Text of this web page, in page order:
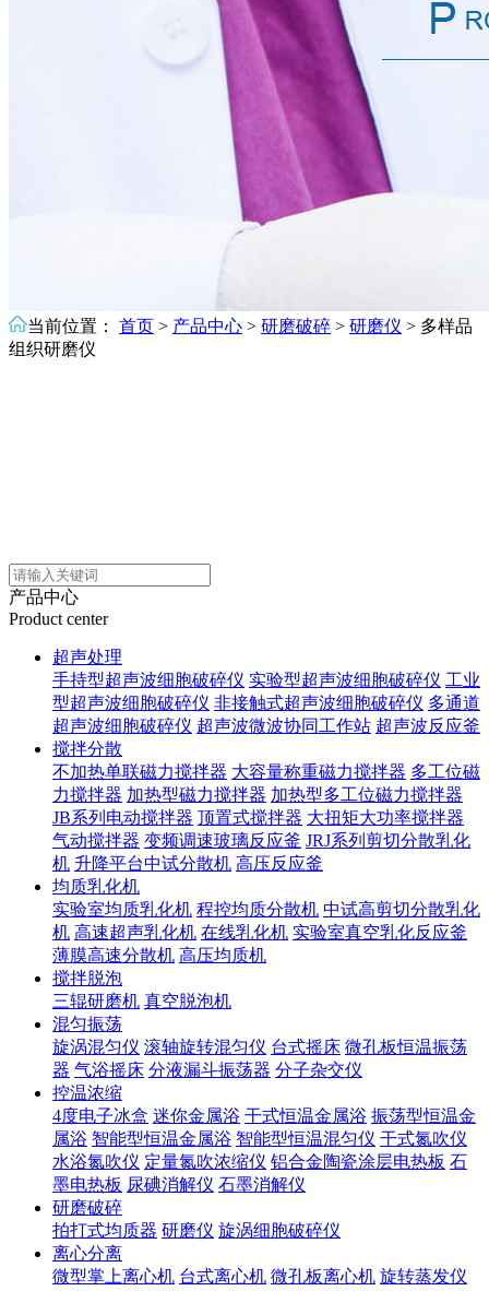
当前位置： 首页 > 产品中心 > 研磨破碎 > 研磨仪 > 多样品
组织研磨仪
产品中心
Product center
超声处理
手持型超声波细胞破碎仪 实验型超声波细胞破碎仪 工业
型超声波细胞破碎仪 非接触式超声波细胞破碎仪 多通道
超声波细胞破碎仪 超声波微波协同工作站 超声波反应釜
搅拌分散
不加热单联磁力搅拌器 大容量称重磁力搅拌器 多工位磁
力搅拌器 加热型磁力搅拌器 加热型多工位磁力搅拌器
JB系列电动搅拌器 顶置式搅拌器 大扭矩大功率搅拌器
气动搅拌器 变频调速玻璃反应釜 JRJ系列剪切分散乳化
机 升降平台中试分散机 高压反应釜
均质乳化机
实验室均质乳化机 程控均质分散机 中试高剪切分散乳化
机 高速超声乳化机 在线乳化机 实验室真空乳化反应釜
薄膜高速分散机 高压均质机
搅拌脱泡
三辊研磨机 真空脱泡机
混匀振荡
旋涡混匀仪 滚轴旋转混匀仪 台式摇床 微孔板恒温振荡
器 气浴摇床 分液漏斗振荡器 分子杂交仪
控温浓缩
4度电子冰盒 迷你金属浴 干式恒温金属浴 振荡型恒温金
属浴 智能型恒温金属浴 智能型恒温混匀仪 干式氮吹仪
水浴氮吹仪 定量氮吹浓缩仪 铝合金陶瓷涂层电热板 石
墨电热板 尿碘消解仪 石墨消解仪
研磨破碎
拍打式均质器 研磨仪 旋涡细胞破碎仪
离心分离
微型掌上离心机 台式离心机 微孔板离心机 旋转蒸发仪